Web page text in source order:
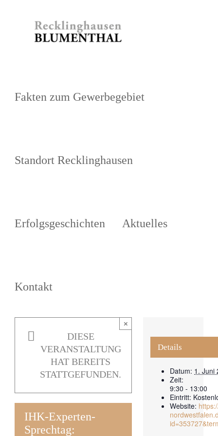
Fakten zum Gewerbegebiet
Standort Recklinghausen
Erfolgsgeschichten Aktuelles
Kontakt
DIESE
VERANSTALTUNG
HAT BEREITS
STATTGEFUNDEN.
×
IHK-Experten-
Sprechtag:
Details
Datum: 1. Juni
Zeit:
9:30 - 13:00
Eintritt:
Website: